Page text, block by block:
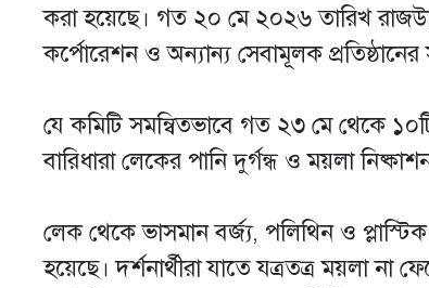
করা হয়েছে। গত ২০ মে ২০২৬ তারিখ
কর্পোরেশন ও অন্যান্য সেবামূলক
যে কমিটি সমন্বিতভাবে গত ২৩ মে থেকে
বারিধারা লেকের পানি দুর্গন্ধ ও ময়লা
লেক থেকে ভাসমান বর্জ্য, পলিথিন ও
হয়েছে। দর্শনার্থীরা যাতে যত্রতত্র ময়লা